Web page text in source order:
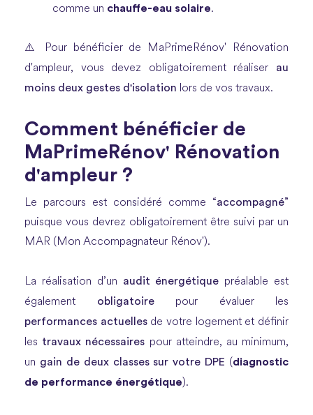
comme un chauffe-eau solaire.
⚠️ Pour bénéficier de MaPrimeRénov' Rénovation
d'ampleur, vous devez obligatoirement réaliser au
moins deux gestes d'isolation lors de vos travaux.
Comment bénéficier de
MaPrimeRénov' Rénovation
d'ampleur ?
Le parcours est considéré comme “accompagné”
puisque vous devrez obligatoirement être suivi par un
MAR (Mon Accompagnateur Rénov').
La réalisation d’un audit énergétique préalable est
également obligatoire pour évaluer les
performances actuellesde votre logement et définir
les travaux nécessaires pour atteindre, au minimum,
un gain de deux classes sur votre DPE (diagnostic
de performance énergétique).